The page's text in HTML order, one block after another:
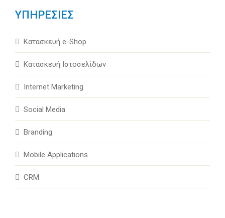
ΥΠΗΡΕΣΙΕΣ
Κατασκευή e-Shop
Κατασκευή Ιστοσελίδων
Internet Marketing
Social Media
Branding
Mobile Applications
CRM